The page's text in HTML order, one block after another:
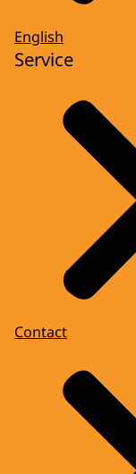
English
Service
Contact